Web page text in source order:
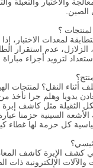
والاختبار والتعبئة
؟
لمعدات الاختبار،
الزلازل، عدم استقرار
لتزويد أجزاء
أثناء النقل؟ لمنتجات
يدويا وهلم جرا نأخذ
الثقيلة مثل كاشف
الأشعة السينية حزمنا
كل حزمة لها غطاء
الإبرة كاشف المعادن
الإلكترونية ذات